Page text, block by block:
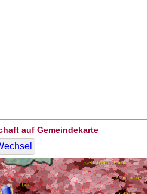
auf Gemeindekarte